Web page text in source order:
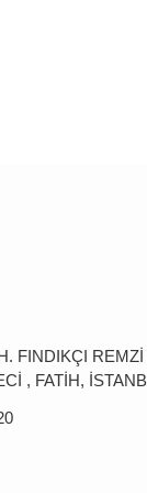
FINDIKÇI REMZİ
, FATİH,